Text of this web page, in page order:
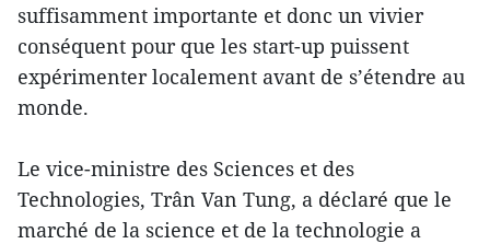
suffisamment importante et donc un vivier
conséquent pour que les start-up puissent
expérimenter localement avant de s’étendre au
monde.
Le vice-ministre des Sciences et des
Technologies, Trân Van Tung, a déclaré que le
marché de la science et de la technologie a